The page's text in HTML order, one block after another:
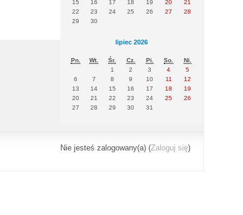
15
16 17 18 19 20
21
22
23 24 25 26 27
28
29
30
lipiec 2026
Pn. Wt. Śr. Cz. Pi. So.
Ni.
1
2 3 4
5
6
7 8 9 10 11
12
13
14 15 16 17 18
19
20
21 22 23 24 25
26
27
28 29 30 31
Nie jesteś zalogowany(a) (Zaloguj się)